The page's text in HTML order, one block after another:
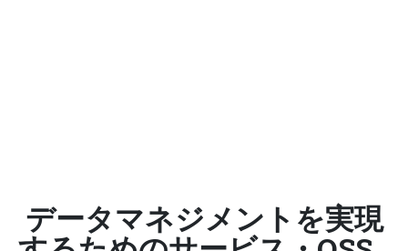
データマネジメントを実現